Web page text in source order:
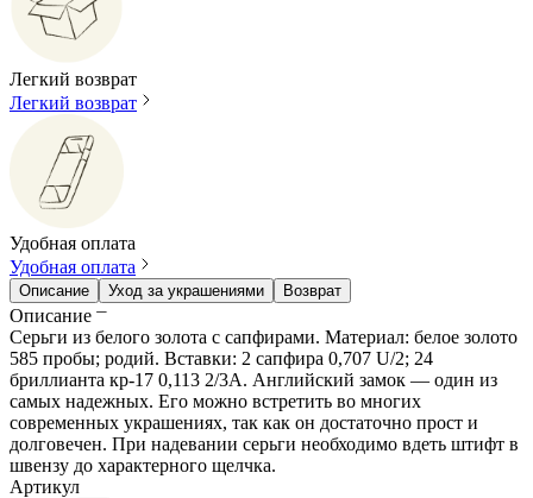
Легкий возврат
Легкий возврат
Удобная оплата
Удобная оплата
Описание Уход за украшениями Возврат
Описание
Серьги из белого золота с сапфирами. Материал: белое золото
585 пробы; родий. Вставки: 2 сапфира 0,707 U/2; 24
бриллианта кр-17 0,113 2/3А. Английский замок — один из
самых надежных. Его можно встретить во многих
современных украшениях, так как он достаточно прост и
долговечен. При надевании серьги необходимо вдеть штифт в
швензу до характерного щелчка.
Артикул